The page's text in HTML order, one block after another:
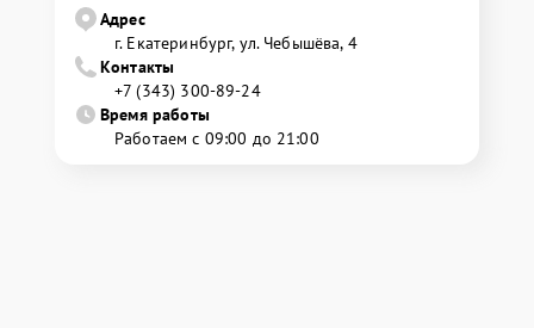
Адрес
г. Екатеринбург, ул. Чебышёва, 4
Контакты
+7 (343) 300-89-24
Время работы
Работаем с 09:00 до 21:00